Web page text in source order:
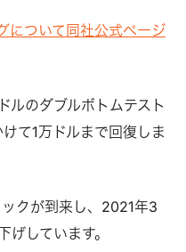
について同社公式ページ
ルのダブルボトムテスト
て1万ドルまで回復しま
クが到来し、2021年3
しています。